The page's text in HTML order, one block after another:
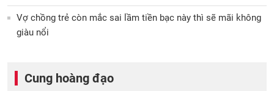
Vợ chồng trẻ còn mắc sai lầm tiền bạc này thì sẽ mãi không
giàu nổi
Cung hoàng đạo